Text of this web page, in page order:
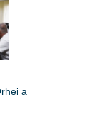
a